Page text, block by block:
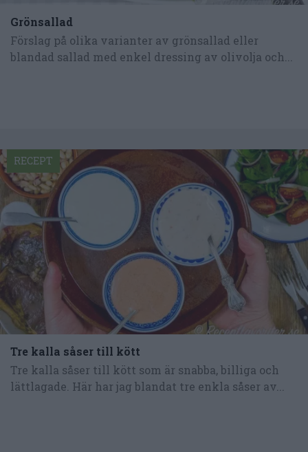
Grönsallad
Förslag på olika varianter av grönsallad eller
blandad sallad med enkel dressing av olivolja och...
Tre kalla såser till kött
Tre kalla såser till kött som är snabba, billiga och
lättlagade. Här har jag blandat tre enkla såser av...
RECEPT